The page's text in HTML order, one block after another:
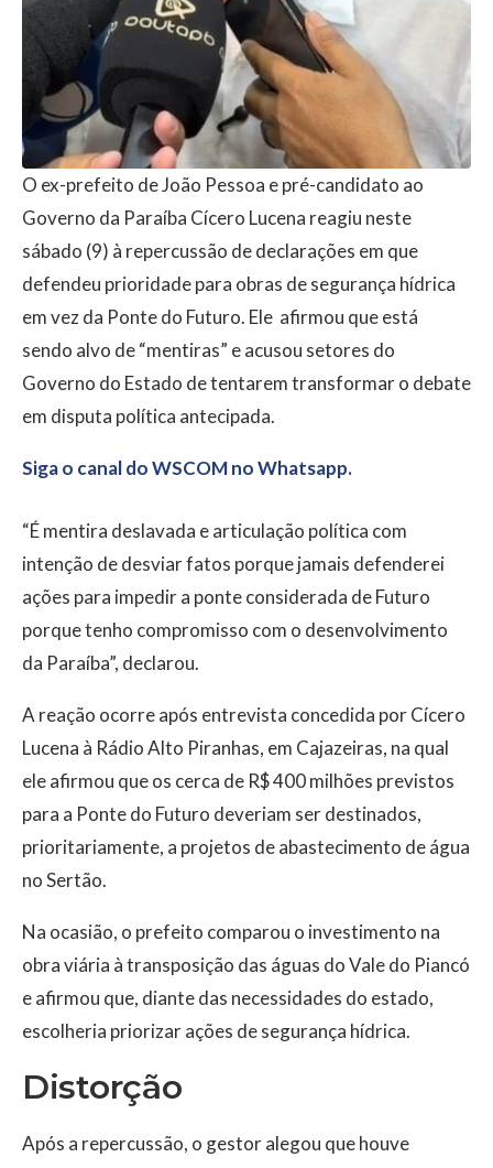
O ex-prefeito de João Pessoa e pré-candidato ao
Governo da Paraíba Cícero Lucena reagiu neste
sábado (9) à repercussão de declarações em que
defendeu prioridade para obras de segurança hídrica
em vez da Ponte do Futuro. Ele afirmou que está
sendo alvo de “mentiras” e acusou setores do
Governo do Estado de tentarem transformar o debate
em disputa política antecipada.
Siga o canal do WSCOM no Whatsapp.
“É mentira deslavada e articulação política com
intenção de desviar fatos porque jamais defenderei
ações para impedir a ponte considerada de Futuro
porque tenho compromisso com o desenvolvimento
da Paraíba”, declarou.
A reação ocorre após entrevista concedida por Cícero
Lucena à Rádio Alto Piranhas, em Cajazeiras, na qual
ele afirmou que os cerca de R$ 400 milhões previstos
para a Ponte do Futuro deveriam ser destinados,
prioritariamente, a projetos de abastecimento de água
no Sertão.
Na ocasião, o prefeito comparou o investimento na
obra viária à transposição das águas do Vale do Piancó
e afirmou que, diante das necessidades do estado,
escolheria priorizar ações de segurança hídrica.
Distorção
Após a repercussão, o gestor alegou que houve